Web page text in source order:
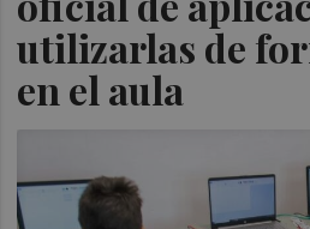
utilizarlas de
en el aula